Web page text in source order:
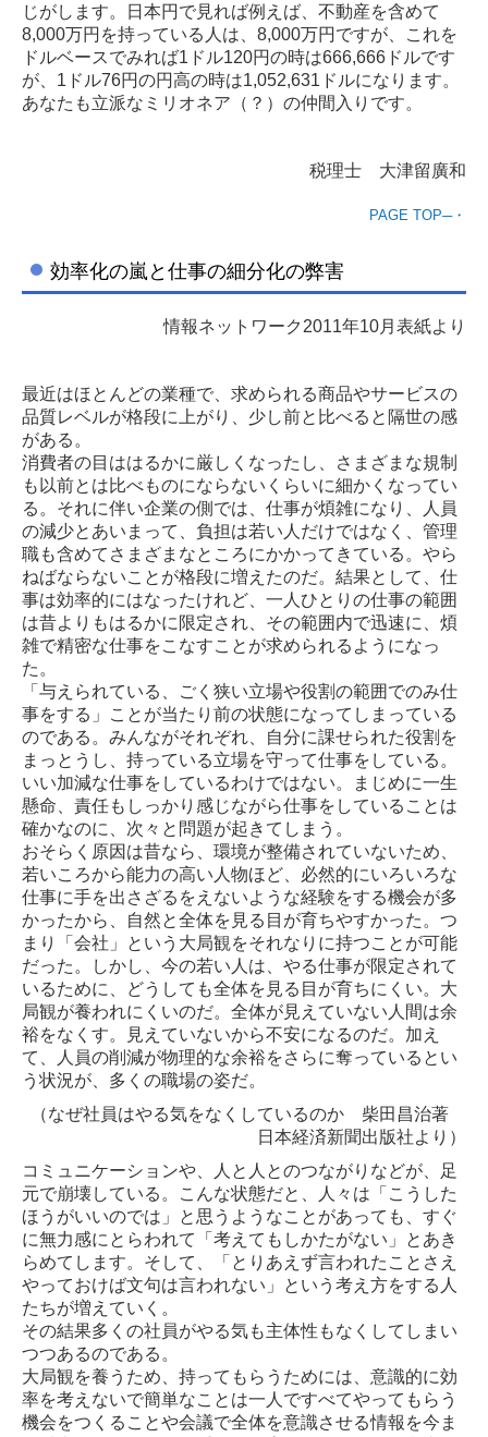
じがします。日本円で見れば例えば、不動産を含めて
8,000万円を持っている人は、8,000万円ですが、これを
ドルベースでみれば1ドル120円の時は666,666ドルです
が、1ドル76円の円高の時は1,052,631ドルになります。
あなたも立派なミリオネア（？）の仲間入りです。
税理士 大津留廣和
PAGE TOP─・
効率化の嵐と仕事の細分化の弊害
情報ネットワーク2011年10月表紙より
最近はほとんどの業種で、求められる商品やサービスの
品質レベルが格段に上がり、少し前と比べると隔世の感
がある。
消費者の目ははるかに厳しくなったし、さまざまな規制
も以前とは比べものにならないくらいに細かくなってい
る。それに伴い企業の側では、仕事が煩雑になり、人員
の減少とあいまって、負担は若い人だけではなく、管理
職も含めてさまざまなところにかかってきている。やら
ねばならないことが格段に増えたのだ。結果として、仕
事は効率的にはなったけれど、一人ひとりの仕事の範囲
は昔よりもはるかに限定され、その範囲内で迅速に、煩
雑で精密な仕事をこなすことが求められるようになっ
た。
「与えられている、ごく狭い立場や役割の範囲でのみ仕
事をする」ことが当たり前の状態になってしまっている
のである。みんながそれぞれ、自分に課せられた役割を
まっとうし、持っている立場を守って仕事をしている。
いい加減な仕事をしているわけではない。まじめに一生
懸命、責任もしっかり感じながら仕事をしていることは
確かなのに、次々と問題が起きてしまう。
おそらく原因は昔なら、環境が整備されていないため、
若いころから能力の高い人物ほど、必然的にいろいろな
仕事に手を出さざるをえないような経験をする機会が多
かったから、自然と全体を見る目が育ちやすかった。つ
まり「会社」という大局観をそれなりに持つことが可能
だった。しかし、今の若い人は、やる仕事が限定されて
いるために、どうしても全体を見る目が育ちにくい。大
局観が養われにくいのだ。全体が見えていない人間は余
裕をなくす。見えていないから不安になるのだ。加え
て、人員の削減が物理的な余裕をさらに奪っているとい
う状況が、多くの職場の姿だ。
（なぜ社員はやる気をなくしているのか 柴田昌治著
日本経済新聞出版社より）
コミュニケーションや、人と人とのつながりなどが、足
元で崩壊している。こんな状態だと、人々は「こうした
ほうがいいのでは」と思うようなことがあっても、すぐ
に無力感にとらわれて「考えてもしかたがない」とあき
らめてします。そして、「とりあえず言われたことさえ
やっておけば文句は言われない」という考え方をする人
たちが増えていく。
その結果多くの社員がやる気も主体性もなくしてしまい
つつあるのである。
大局観を養うため、持ってもらうためには、意識的に効
率を考えないで簡単なことは一人ですべてやってもらう
機会をつくることや会議で全体を意識させる情報を今ま